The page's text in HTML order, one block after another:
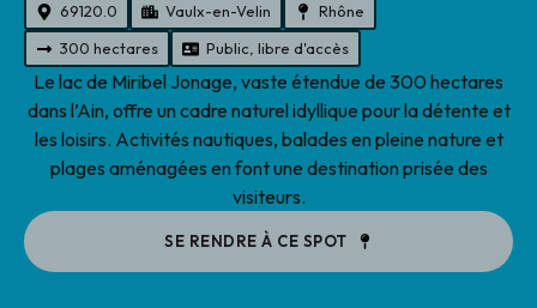
69120.0 Vaulx-en-Velin
Rhône
300 hectares
Public, libre d'accès
Le lac de Miribel Jonage, vaste étendue de 300 hectares
dans l’Ain, offre un cadre naturel idyllique pour la détente et
les loisirs. Activités nautiques, balades en pleine nature et
plages aménagées en font une destination prisée des
visiteurs.
SE RENDRE À CE SPOT